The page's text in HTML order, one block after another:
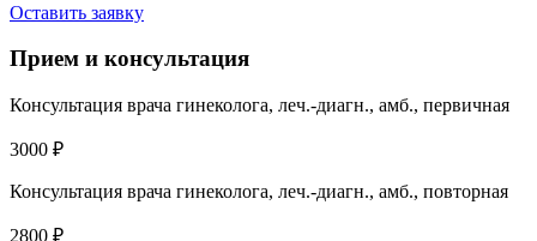
Оставить заявку
Прием и консультация
Консультация врача гинеколога, леч.-диагн., амб., первичная
3000 ₽
Консультация врача гинеколога, леч.-диагн., амб., повторная
2800 ₽